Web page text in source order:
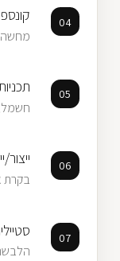
04
מחשה
05
חשמל,
06 ייצור/
בקרת
07